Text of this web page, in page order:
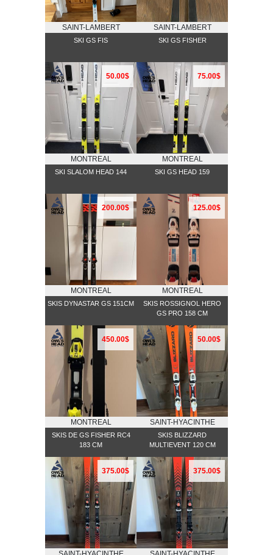
SAINT-LAMBERT
SKI GS FIS
SAINT-LAMBERT
SKI GS FISHER
50.00$
MONTREAL
SKI SLALOM HEAD 144
75.00$
MONTREAL
SKI GS HEAD 159
200.00$
MONTREAL
SKIS DYNASTAR GS 151CM
125.00$
MONTREAL
SKIS ROSSIGNOL HERO
GS PRO 158 CM
450.00$
MONTREAL
SKIS DE GS FISHER RC4
183 CM
50.00$
SAINT-HYACINTHE
SKIS BLIZZARD
MULTIEVENT 120 CM
375.00$ 375.00$